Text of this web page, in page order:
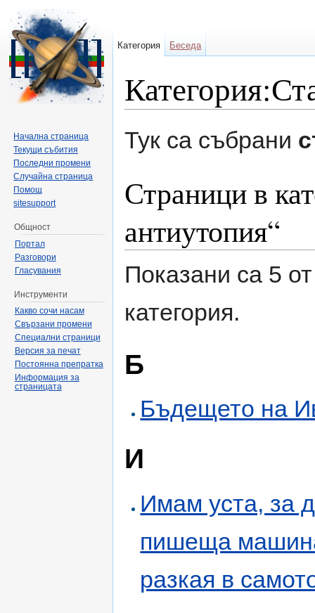
Тук са събрани
Страници в
антиутопия“
Показани са 5
категория.
Б
Бъдещето на
И
Имам уста, за
пишеща
разкая в
Категория Беседа
Начална страница
Текущи събития
Последни промени
Случайна страница
Помощ
sitesupport
Общност
Портал
Разговори
Гласувания
Инструменти
Какво сочи насам
Свързани промени
Специални страници
Версия за печат
Постоянна препратка
Информация за
страницата